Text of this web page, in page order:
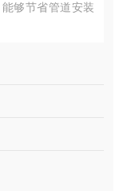
够节省管道安装